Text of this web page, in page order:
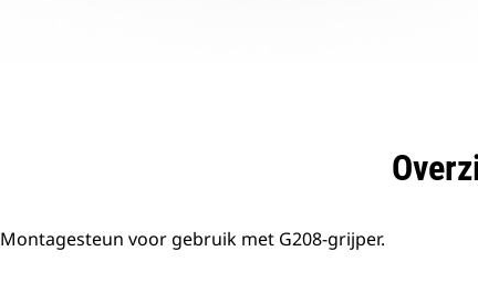
Montagesteun voor gebruik met G208-grijper.